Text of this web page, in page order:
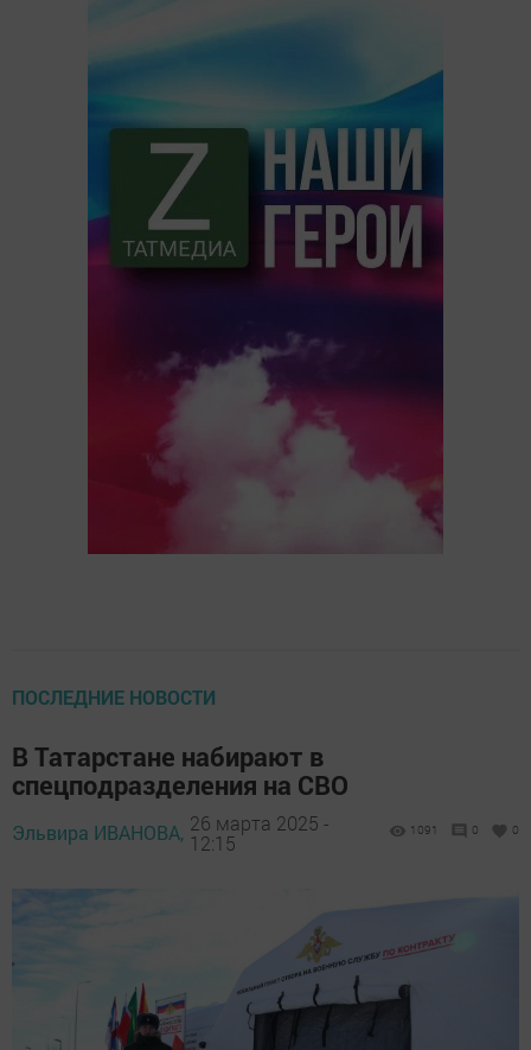
ПОСЛЕДНИЕ НОВОСТИ
В Татарстане набирают в
спецподразделения на СВО
Эльвира ИВАНОВА, 26 марта 2025 -
12:15
1091 0 0